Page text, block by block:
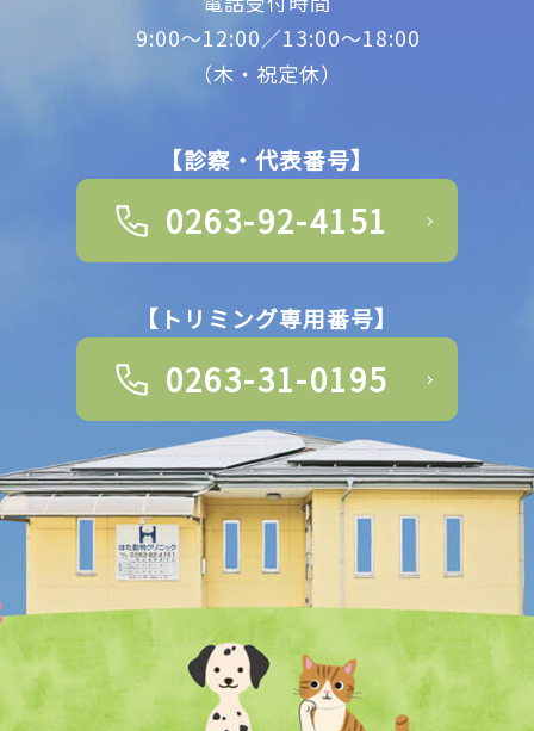
9:00～12:00／13:00～18:00
（木・祝定休）
【診察・代表番号】
0263-92-4151
【トリミング専用番号】
0263-31-0195